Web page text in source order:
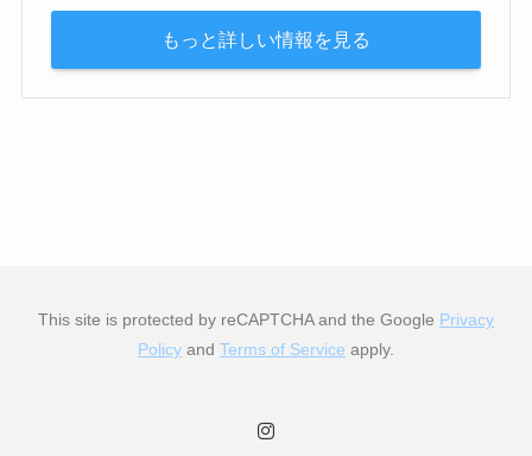
もっと詳しい情報を見る
This site is protected by reCAPTCHA and the Google Privacy
Policy and Terms of Service apply.